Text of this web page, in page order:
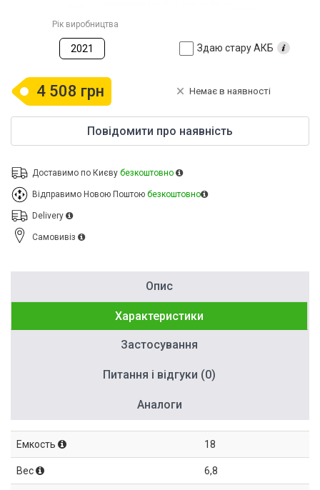
Рік виробництва
2021 Здаю стару АКБ
4 508 грн Немає в наявності
Повідомити про наявність
Доставимо по Києву безкоштовно
Відправимо Новою Поштою безкоштовно
Delivery
Cамовивіз
Опис
Характеристики
Застосування
Питання і відгуки (0)
Аналоги
Емкость 18
Вес 6,8